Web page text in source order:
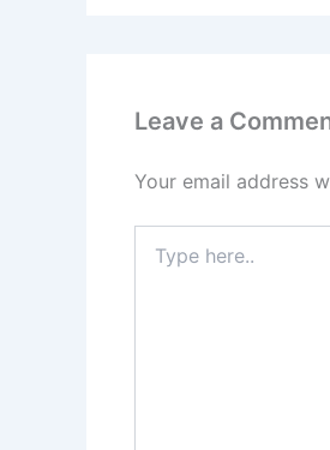
Leave a
Your email address
here..